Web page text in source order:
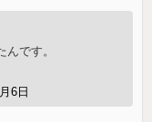
です。
6日